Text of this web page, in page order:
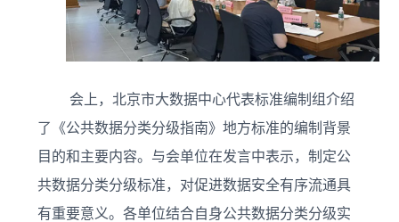
会上，北京市大数据中心代表标准编制组介绍
了《公共数据分类分级指南》地方标准的编制背景
目的和主要内容。与会单位在发言中表示，制定公
共数据分类分级标准，对促进数据安全有序流通具
有重要意义。各单位结合自身公共数据分类分级实